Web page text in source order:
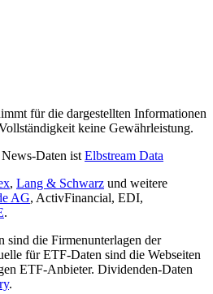
für die dargestellten Informationen
keine Gewährleistung.
Daten ist Elbstream Data
, Lang & Schwarz und weitere
AG, ActivFinancial, EDI,
.
sind die Firmenunterlagen der
für ETF-Daten sind die Webseiten
ETF-Anbieter. Dividenden-Daten
.